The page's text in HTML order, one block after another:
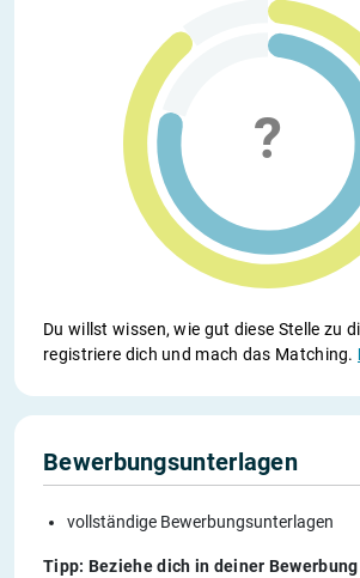
Du willst wissen, wie gut diese Stelle zu
registriere dich und mach das Matching.
Bewerbungsunterlagen
vollständige Bewerbungsunterlagen
Tipp: Beziehe dich in deiner